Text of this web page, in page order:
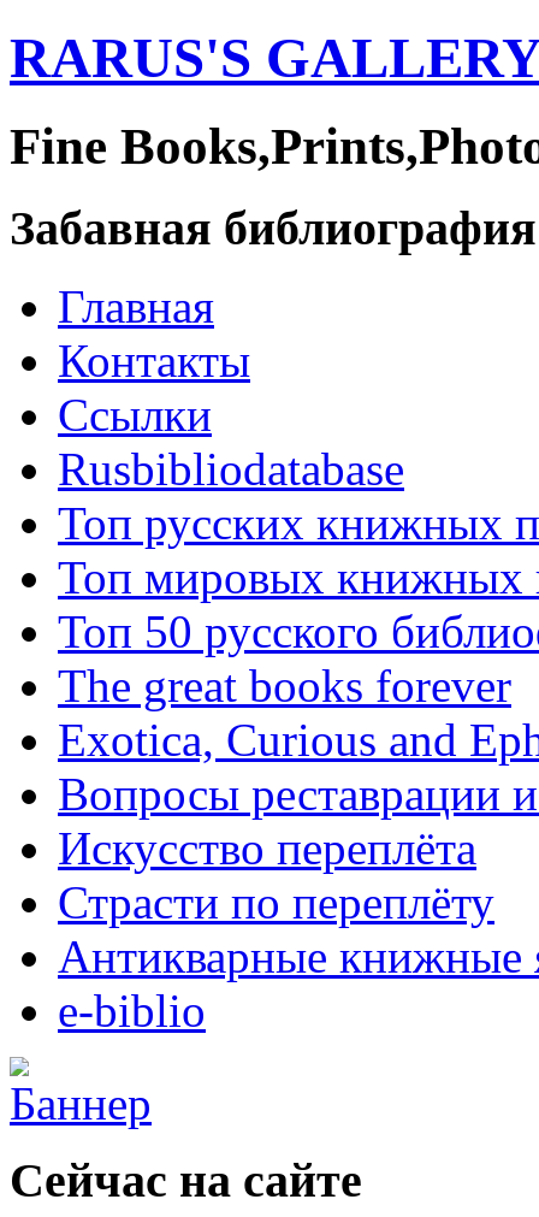
RARUS'S
Fine
Забавная библиография
Главная
Контакты
Ссылки
Rusbibliodatabase
Топ русских книжных
Топ мировых книжных
Топ 50 русского
The great books forever
Exotica, Curious and
Вопросы реставрации
Искусство переплёта
Страсти по переплёту
Антикварные книжные
e-biblio
Сейчас на сайте